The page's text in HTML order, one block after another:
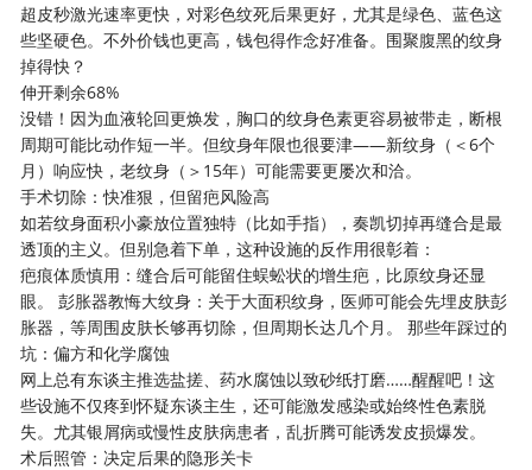
超皮秒激光速率更快，对彩色纹死后果更好，尤其是绿色、蓝色这
些坚硬色。不外价钱也更高，钱包得作念好准备。围聚腹黑的纹身
掉得快？
伸开剩余68%
没错！因为血液轮回更焕发，胸口的纹身色素更容易被带走，断根
周期可能比动作短一半。但纹身年限也很要津——新纹身（＜6个
月）响应快，老纹身（＞15年）可能需要更屡次和洽。
手术切除：快准狠，但留疤风险高
如若纹身面积小豪放位置独特（比如手指），奏凯切掉再缝合是最
透顶的主义。但别急着下单，这种设施的反作用很彰着：
疤痕体质慎用：缝合后可能留住蜈蚣状的增生疤，比原纹身还显
眼。 彭胀器教悔大纹身：关于大面积纹身，医师可能会先埋皮肤彭
胀器，等周围皮肤长够再切除，但周期长达几个月。 那些年踩过的
坑：偏方和化学腐蚀
网上总有东谈主推选盐搓、药水腐蚀以致砂纸打磨……醒醒吧！这
些设施不仅疼到怀疑东谈主生，还可能激发感染或始终性色素脱
失。尤其银屑病或慢性皮肤病患者，乱折腾可能诱发皮损爆发。
术后照管：决定后果的隐形关卡